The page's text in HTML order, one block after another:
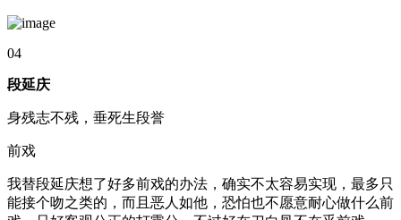
04
段延庆
身残志不残，垂死生段誉
前戏
我替段延庆想了好多前戏的办法，确实不太容易实现，最多只
能接个吻之类的，而且恶人如他，恐怕也不愿意耐心做什么前